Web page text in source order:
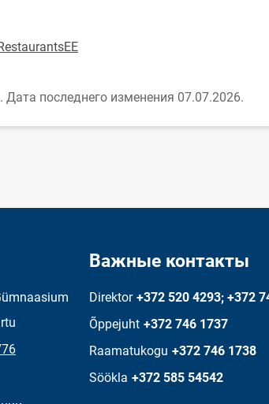
Дата последнего изменения 07.07.2026.
Важные контакты
Direktor +372 520 4293; +372
Õppejuht +372 746 1737
Raamatukogu +372 746 1738
Söökla +372 585 54542